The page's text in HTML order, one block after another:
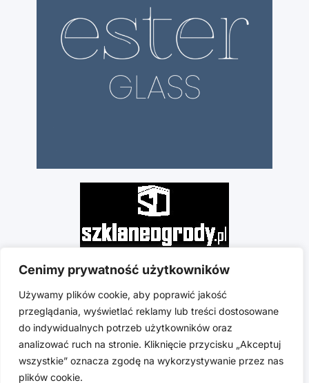
Cenimy prywatność użytkowników
Używamy plików cookie, aby poprawić jakość
przeglądania, wyświetlać reklamy lub treści dostosowane
do indywidualnych potrzeb użytkowników oraz
analizować ruch na stronie. Kliknięcie przycisku „Akceptuj
wszystkie” oznacza zgodę na wykorzystywanie przez nas
plików cookie.